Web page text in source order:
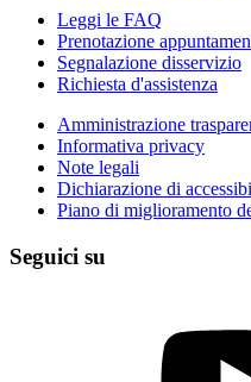
Leggi le FAQ
Prenotazione
Segnalazione disservizio
Richiesta d'assistenza
Amministrazione
Informativa privacy
Note legali
Dichiarazione di
Piano di miglioramento
Seguici su